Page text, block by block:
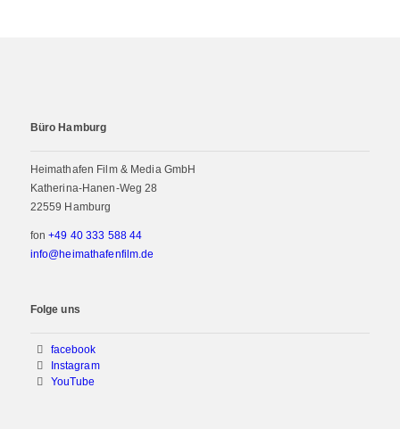
Büro Hamburg
Heimathafen Film & Media GmbH
Katherina-Hanen-Weg 28
22559 Hamburg
fon+49 40 333 588 44
info@heimathafenfilm.de
Folge uns
facebook
Instagram
YouTube